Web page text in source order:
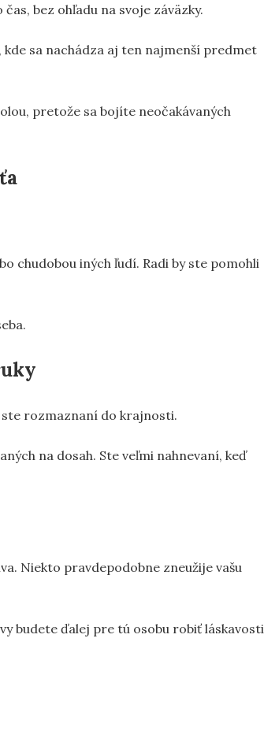
bez ohľadu na svoje záväzky.
sa nachádza aj ten najmenší predmet
pretože sa bojíte neočakávaných
chudobou iných ľudí. Radi by ste pomohli
ste rozmaznaní do krajnosti.
na dosah. Ste veľmi nahnevaní, keď
Niekto pravdepodobne zneužije vašu
budete ďalej pre tú osobu robiť láskavosti